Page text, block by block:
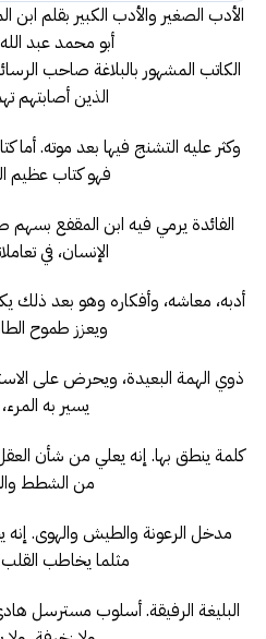
الأدب الصغير والأدب الكبير بقلم
أبو محمد عبد
الكاتب المشهور بالبلاغة صاحب
الذين أصابتهم
وكثر عليه التشنج فيها بعد موته. أما
فهو كتاب عظيم
الفائدة يرمي فيه ابن المقفع
الإنسان، في
أدبه، معاشه، وأفكاره وهو بعد
ويعزز طموح
ذوي الهمة البعيدة، ويحرض على
يسير به
كلمة ينطق بها. إنه يعلي من شأن
من الشطط
مدخل الرعونة والطيش والهوى. إنه
مثلما يخاطب القلب
البليغة الرفيقة. أسلوب مسترسل